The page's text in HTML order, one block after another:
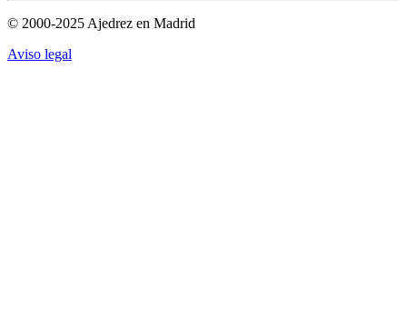
© 2000-2025 Ajedrez en Madrid
Aviso legal